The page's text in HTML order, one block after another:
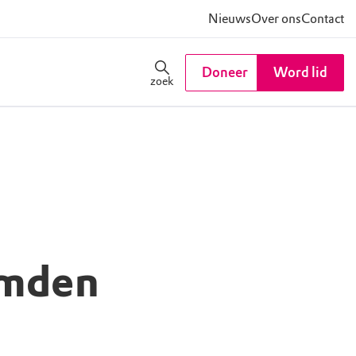
NieuwsOver onsContact
zoek
Doneer Word lid